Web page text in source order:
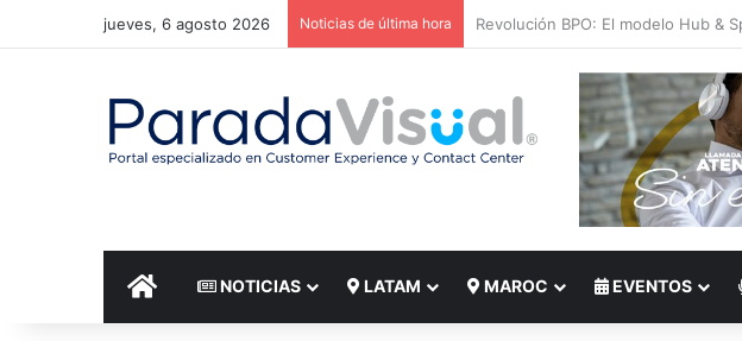
jueves, 6 agosto 2026 Noticias de última hora El reto del Nearshoring: Crisis de
INICIO NOTICIAS LATAM MAROC EVENTOS